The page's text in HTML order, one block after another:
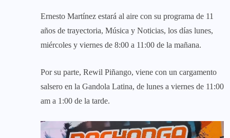
Ernesto Martínez estará al aire con su programa de 11
años de trayectoria, Música y Noticias, los días lunes,
miércoles y viernes de 8:00 a 11:00 de la mañana.
Por su parte, Rewil Piñango, viene con un cargamento
salsero en la Gandola Latina, de lunes a viernes de 11:00
am a 1:00 de la tarde.